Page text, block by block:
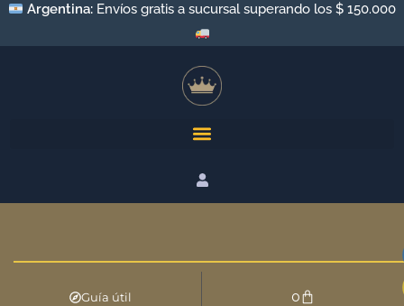
Argentina:Envíos a todo el país por Andreani y Correo
Argentino
Guía útil 0